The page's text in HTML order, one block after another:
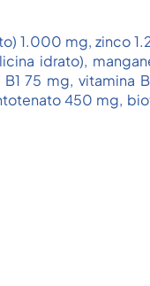
1.000 mg, zinco
idrato),
75 mg, vitamina
450 mg,